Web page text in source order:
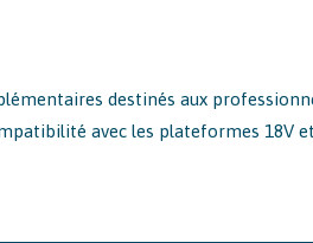
destinés aux
avec les plateformes 18V et